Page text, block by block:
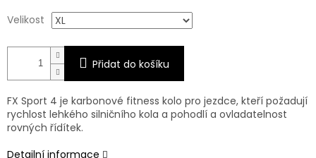
Velikost
Přidat do košíku
FX Sport 4 je karbonové fitness kolo pro jezdce, kteří požadují
rychlost lehkého silničního kola a pohodlí a ovladatelnost
rovných řídítek.
Detailní informace